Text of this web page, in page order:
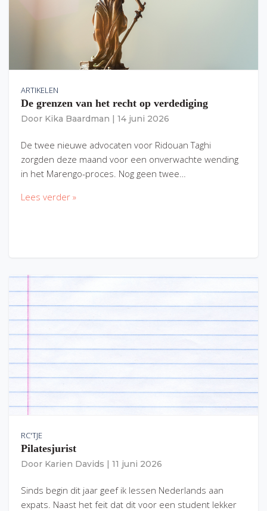
ARTIKELEN
De grenzen van het recht op verdediging
Door Kika Baardman 14 juni 2026
De twee nieuwe advocaten voor Ridouan Taghi
zorgden deze maand voor een onverwachte wending
in het Marengo-proces. Nog geen twee…
Lees verder »
RC'TJE
Pilatesjurist
Door Karien Davids 11 juni 2026
Sinds begin dit jaar geef ik lessen Nederlands aan
expats. Naast het feit dat dit voor een student lekker